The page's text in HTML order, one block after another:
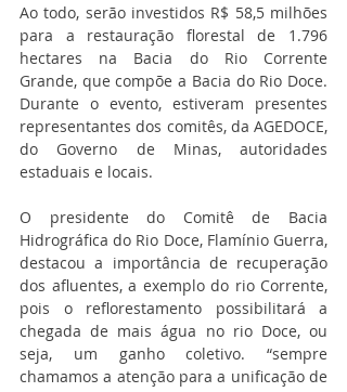
Ao todo, serão investidos R$ 58,5 milhões
para a restauração florestal de 1.796
hectares na Bacia do Rio Corrente
Grande, que compõe a Bacia do Rio Doce.
Durante o evento, estiveram presentes
representantes dos comitês, da AGEDOCE,
do Governo de Minas, autoridades
estaduais e locais.
O presidente do Comitê de Bacia
Hidrográfica do Rio Doce, Flamínio Guerra,
destacou a importância de recuperação
dos afluentes, a exemplo do rio Corrente,
pois o reflorestamento possibilitará a
chegada de mais água no rio Doce, ou
seja, um ganho coletivo. “sempre
chamamos a atenção para a unificação de